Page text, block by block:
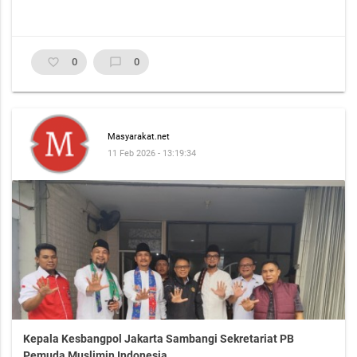
favorite_border 0 chat_bubble_outline 0
Masyarakat.net
11 Feb 2026 - 13:19:34
Kepala Kesbangpol Jakarta Sambangi Sekretariat PB